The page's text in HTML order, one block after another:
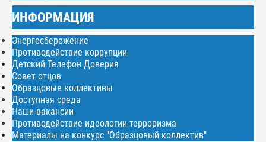
ИНФОРМАЦИЯ
Энергосбережение
Противодействие коррупции
Детский Телефон Доверия
Совет отцов
Образцовые коллективы
Доступная среда
Наши вакансии
Противодействие идеологии терроризма
Материалы на конкурс "Образцовый коллектив"